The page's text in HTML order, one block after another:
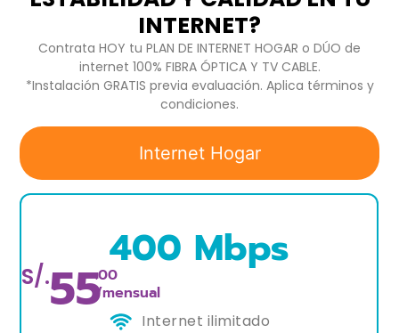
INTERNET?
Contrata HOY tu PLAN DE INTERNET HOGAR o DÚO de
internet 100% FIBRA ÓPTICA Y TV CABLE.
*Instalación GRATIS previa evaluación. Aplica términos y
condiciones.
Internet Hogar
400 Mbps
S/.55.00
/mensual
Internet ilimitado